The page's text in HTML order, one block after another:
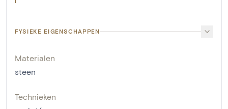
FYSIEKE EIGENSCHAPPEN
Materialen
steen
Technieken